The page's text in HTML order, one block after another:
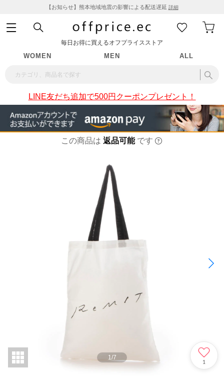
【お知らせ】熊本地域地震の影響による配送遅延 詳細
毎日お得に買えるオフプライスストア
WOMEN MEN ALL
LINE友だち追加で500円クーポンプレゼント！
この商品は 返品可能 です
1/7
1